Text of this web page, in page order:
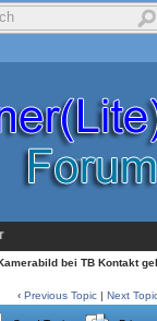
bei TB Kontakt
‹ Previous Topic | Next